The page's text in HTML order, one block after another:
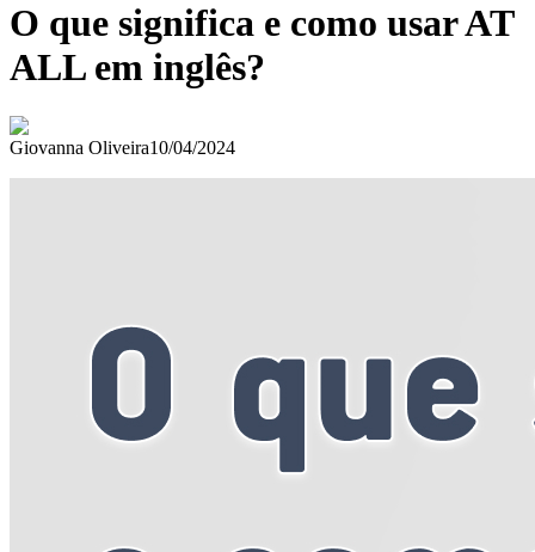
O que significa e como usar AT
ALL em inglês?
Giovanna Oliveira10/04/2024